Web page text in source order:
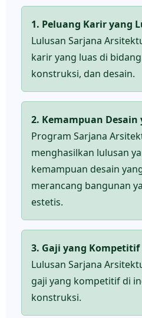
1. Peluang Karir yang
Lulusan Sarjana
karir yang luas di
konstruksi, dan desain.
2. Kemampuan Desain
Program Sarjana
menghasilkan lulusan
kemampuan desain
merancang bangunan
estetis.
3. Gaji yang Kompetitif
Lulusan Sarjana
gaji yang kompetitif di
konstruksi.